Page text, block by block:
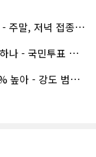
앨버타 홍역 확산에 백신 접종 더 쉽게 - 주말, 저녁 접종 클리닉 열..
앨버타 일광 절약 시간 폐지 다시 투표하나 - 국민투표 기준 낮춰지며 ..
앨버타 시골 지역 범죄율 도시보다 54% 높아 - 강도 범죄는 도시가 ..